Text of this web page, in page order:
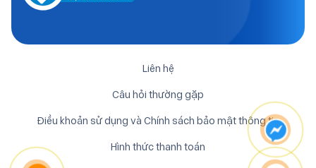
Liên hệ
Câu hỏi thường gặp
Điều khoản sử dụng và Chính sách bảo mật thông tin
Hình thức thanh toán